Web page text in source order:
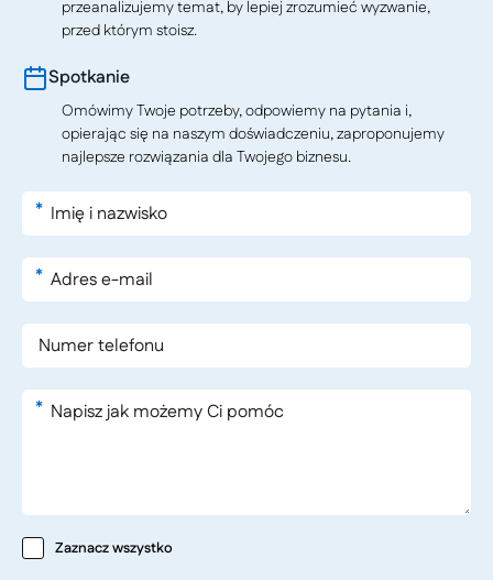
przeanalizujemy temat, by lepiej zrozumieć wyzwanie,
przed którym stoisz.
Spotkanie
Omówimy Twoje potrzeby, odpowiemy na pytania i,
opierając się na naszym doświadczeniu, zaproponujemy
najlepsze rozwiązania dla Twojego biznesu.
*
*
*
Zaznacz wszystko